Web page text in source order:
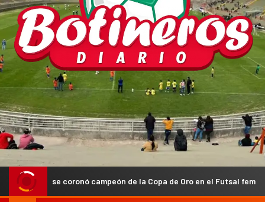
se coronó campeón de la Copa de Oro en el Futsal femenino de